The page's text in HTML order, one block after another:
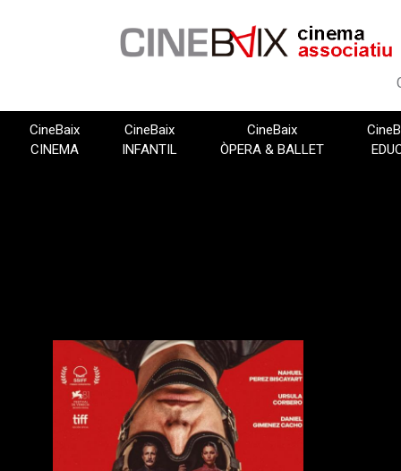
CineBaix
CINEMA
CineBaix
INFANTIL
CineBaix
ÒPERA & BALLET